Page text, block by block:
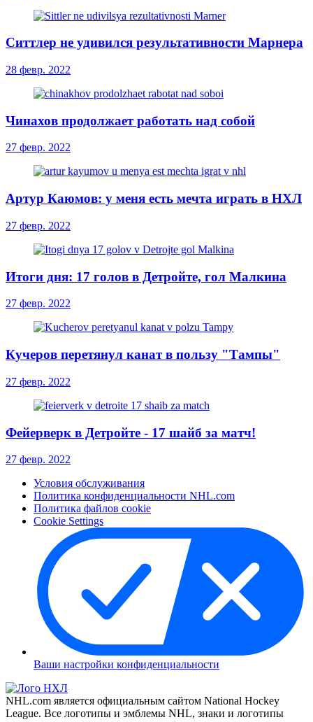
Ситтлер не удивился результативности Марнера
28 февр. 2022
Чинахов продолжает работать над собой
27 февр. 2022
Артур Каюмов: у меня есть мечта играть в НХЛ
27 февр. 2022
Итоги дня: 17 голов в Детройте, гол Малкина
27 февр. 2022
Кучеров перетянул канат в пользу "Тампы"
27 февр. 2022
Фейерверк в Детройте - 17 шайб за матч!
27 февр. 2022
Условия обслуживания
Политика конфиденциальности NHL.com
Политика файлов cookie
Cookie Settings
Ваши настройки конфиденциальности
NHL.com является официальным сайтом National Hockey
League. Все логотипы и эмблемы NHL, знаки и логотипы